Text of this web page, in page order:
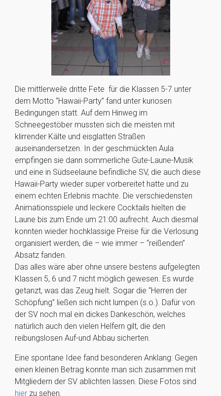
Die mittlerweile dritte Fete für die Klassen 5-7 unter
dem Motto “Hawaii-Party” fand unter kuriosen
Bedingungen statt. Auf dem Hinweg im
Schneegestöber mussten sich die meisten mit
klirrender Kälte und eisglatten Straßen
auseinandersetzen. In der geschmückten Aula
empfingen sie dann sommerliche Gute-Laune-Musik
und eine in Südseelaune befindliche SV, die auch diese
Hawaii-Party wieder super vorbereitet hatte und zu
einem echten Erlebnis machte. Die verschiedensten
Animationsspiele und leckere Cocktails hielten die
Laune bis zum Ende um 21:00 aufrecht. Auch diesmal
konnten wieder hochklassige Preise für die Verlosung
organisiert werden, die – wie immer – “reißenden”
Absatz fanden.
Das alles wäre aber ohne unsere bestens aufgelegten
Klassen 5, 6 und 7 nicht möglich gewesen. Es wurde
getanzt, was das Zeug hielt. Sogar die “Herren der
Schöpfung” ließen sich nicht lumpen (s.o.). Dafür von
der SV noch mal ein dickes Dankeschön, welches
natürlich auch den vielen Helfern gilt, die den
reibungslosen Auf-und Abbau sicherten.
Eine spontane Idee fand besonderen Anklang: Gegen
einen kleinen Betrag konnte man sich zusammen mit
Mitgliedern der SV ablichten lassen. Diese Fotos sind
hier zu sehen.